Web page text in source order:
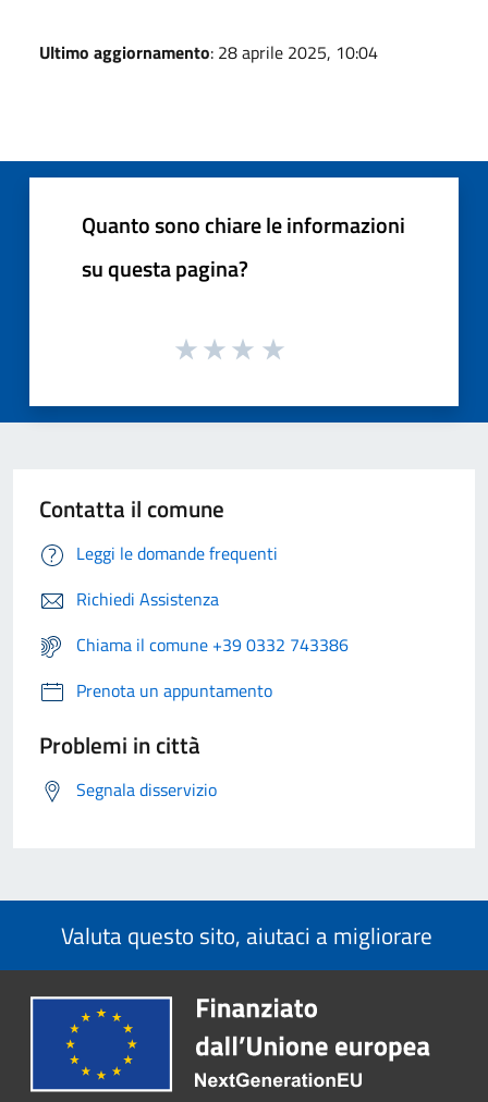
Ultimo aggiornamento: 28 aprile 2025, 10:04
Quanto sono chiare le informazioni
su questa pagina?
Contatta il comune
Leggi le domande frequenti
Richiedi Assistenza
Chiama il comune +39 0332 743386
Prenota un appuntamento
Problemi in città
Segnala disservizio
Valuta questo sito, aiutaci a migliorare